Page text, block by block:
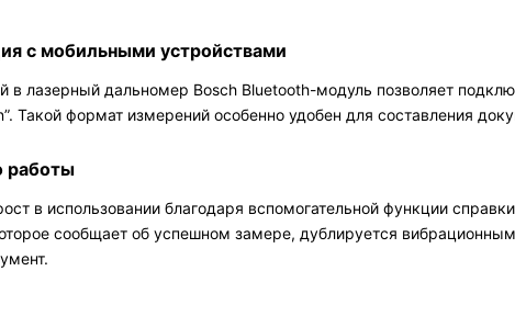
с мобильными устройствами
в лазерный дальномер Bosch Bluetooth-модуль позволяет
Такой формат измерений особенно удобен для составления
работы
в использовании благодаря вспомогательной функции
сообщает об успешном замере, дублируется